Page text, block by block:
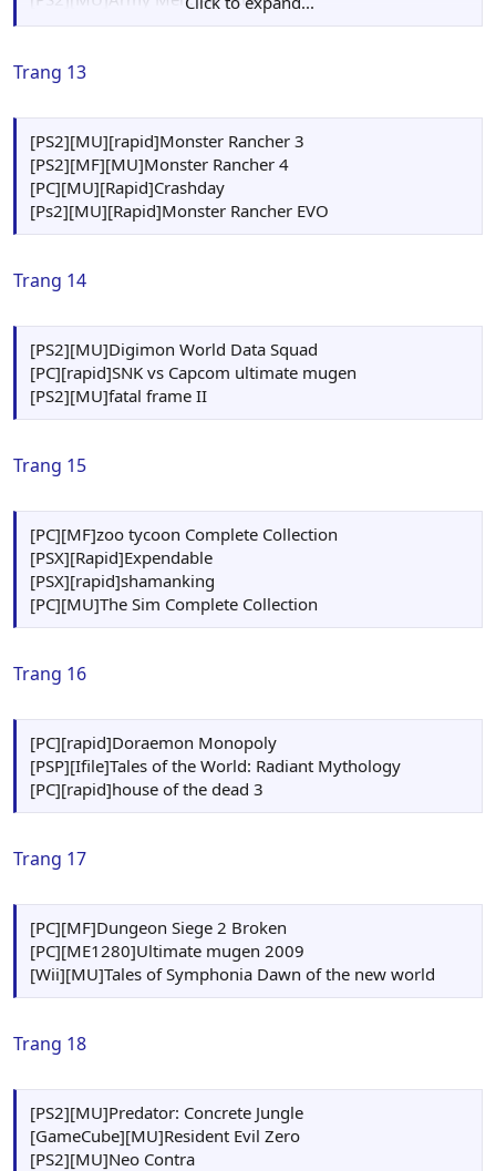
[PS2][MU]Harvest Moon - Save The Homeland
[PS2][MU]Naruto: Uzumaki Chronicles 1
Trang 13
[PS2][MU][rapid]Monster Rancher 3
[PS2][MF][MU]Monster Rancher 4
[PC][MU][Rapid]Crashday
[Ps2][MU][Rapid]Monster Rancher EVO
Trang 14
[PS2][MU]Digimon World Data Squad
[PC][rapid]SNK vs Capcom ultimate mugen
[PS2][MU]fatal frame II
Trang 15
[PC][MF]zoo tycoon Complete Collection
[PSX][Rapid]Expendable
[PSX][rapid]shamanking
[PC][MU]The Sim Complete Collection
Trang 16
[PC][rapid]Doraemon Monopoly
[PSP][Ifile]Tales of the World: Radiant Mythology
[PC][rapid]house of the dead 3
Trang 17
[PC][MF]Dungeon Siege 2 Broken
[PC][ME1280]Ultimate mugen 2009
[Wii][MU]Tales of Symphonia Dawn of the new world
Trang 18
[PS2][MU]Predator: Concrete Jungle
[GameCube][MU]Resident Evil Zero
[PS2][MU]Neo Contra